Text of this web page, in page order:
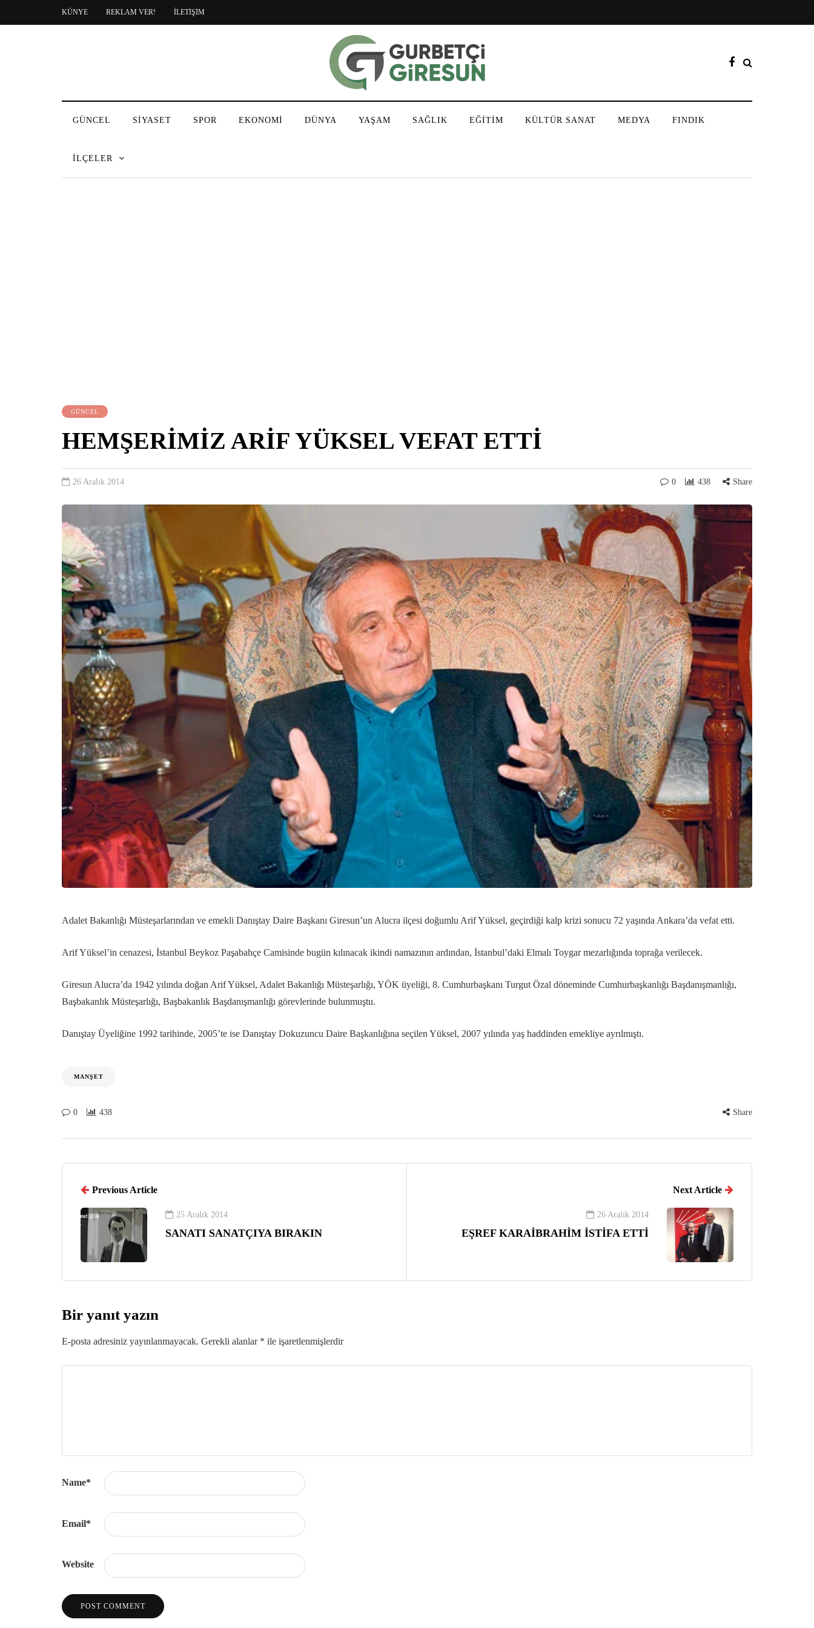
KÜNYE REKLAM VER! İLETİŞİM
GÜNCEL SİYASET SPOR EKONOMİ DÜNYA YAŞAM SAĞLIK EĞİTİM KÜLTÜR SANAT MEDYA FINDIK
İLÇELER
GÜNCEL
HEMŞERİMİZ ARİF YÜKSEL VEFAT ETTİ
26 Aralık 2014 0 438 Share
Adalet Bakanlığı Müsteşarlarından ve emekli Danıştay Daire Başkanı Giresun’un Alucra ilçesi doğumlu Arif Yüksel, geçirdiği kalp krizi sonucu 72 yaşında Ankara’da vefat etti.
Arif Yüksel’in cenazesi, İstanbul Beykoz Paşabahçe Camisinde bugün kılınacak ikindi namazının ardından, İstanbul’daki Elmalı Toygar mezarlığında toprağa verilecek.
Giresun Alucra’da 1942 yılında doğan Arif Yüksel, Adalet Bakanlığı Müsteşarlığı, YÖK üyeliği, 8. Cumhurbaşkanı Turgut Özal döneminde Cumhurbaşkanlığı Başdanışmanlığı,
Başbakanlık Müsteşarlığı, Başbakanlık Başdanışmanlığı görevlerinde bulunmuştu.
Danıştay Üyeliğine 1992 tarihinde, 2005’te ise Danıştay Dokuzuncu Daire Başkanlığına seçilen Yüksel, 2007 yılında yaş haddinden emekliye ayrılmıştı.
MANŞET
0 438 Share
Previous Article
25 Aralık 2014
SANATI SANATÇIYA BIRAKIN
Next Article
26 Aralık 2014
EŞREF KARAİBRAHİM İSTİFA ETTİ
Bir yanıt yazın
E-posta adresiniz yayınlanmayacak. Gerekli alanlar * ile işaretlenmişlerdir
Name*
Email*
Website